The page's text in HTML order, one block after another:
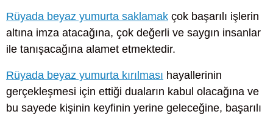
Rüyada beyaz yumurta saklamak çok başarılı işlerin
altına imza atacağına, çok değerli ve saygın insanlar
ile tanışacağına alamet etmektedir.
Rüyada beyaz yumurta kırılması hayallerinin
gerçekleşmesi için ettiği duaların kabul olacağına ve
bu sayede kişinin keyfinin yerine geleceğine, başarılı